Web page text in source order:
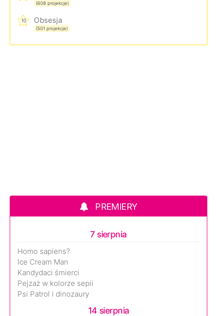
(608 projekcje)
10 Obsesja
(501 projekcje)
PREMIERY
7 sierpnia
Homo sapiens?
Ice Cream Man
Kandydaci śmierci
Pejzaż w kolorze sepii
Psi Patrol i dinozaury
14 sierpnia